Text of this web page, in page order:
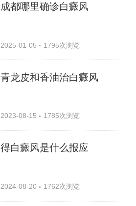
成都哪里确诊白癜风
2025-01-05 1795次浏览
青龙皮和香油治白癜风
2023-08-15 1785次浏览
得白癜风是什么报应
2024-08-20 1762次浏览